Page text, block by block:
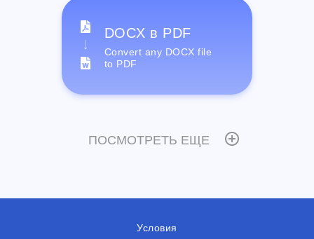
DOCX в PDF
Convert any DOCX file
to PDF
ПОСМОТРЕТЬ ЕЩЕ
Условия